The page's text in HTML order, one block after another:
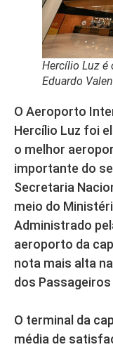
Hercílio Luz é
Eduardo
O Aeroporto
Hercílio Luz foi
o melhor
importante do
Secretaria
meio do
Administrado
aeroporto da
nota mais alta
dos Passageiros
O terminal da
média de